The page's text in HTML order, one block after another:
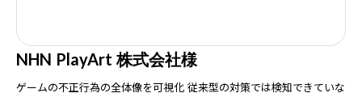
NHN PlayArt 株式会社様
ゲームの不正行為の全体像を可視化 従来型の対策では検知できていな